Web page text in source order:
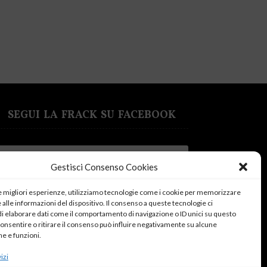
Gestisci Consenso Cookies
migliori esperienze, utilizziamo tecnologie come i cookie per memorizzare
alle informazioni del dispositivo. Il consenso a queste tecnologie ci
elaborare dati come il comportamento di navigazione o ID unici su questo
o ritirare il consenso può influire negativamente su alcune
e funzioni.
SEGUI LA FRACK SU FACEBOOK
Fai clic su "Accetto" per abilitare Facebook
Cookie Policy
Accetto